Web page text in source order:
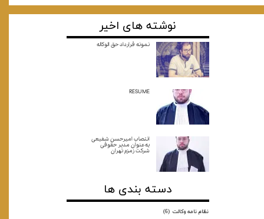
نوشته های اخیر
نمونه قرارداد حق الوکاله
RESUME
انتصاب امیرحسن شفیعی
به‌عنوان مدیر حقوقی
شرکت زمزم تهران
دسته بندی ها
نظام نامه وکالت (6)